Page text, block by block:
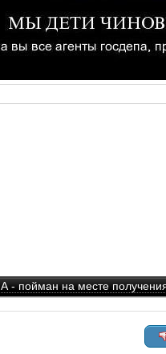
пойман на месте получения